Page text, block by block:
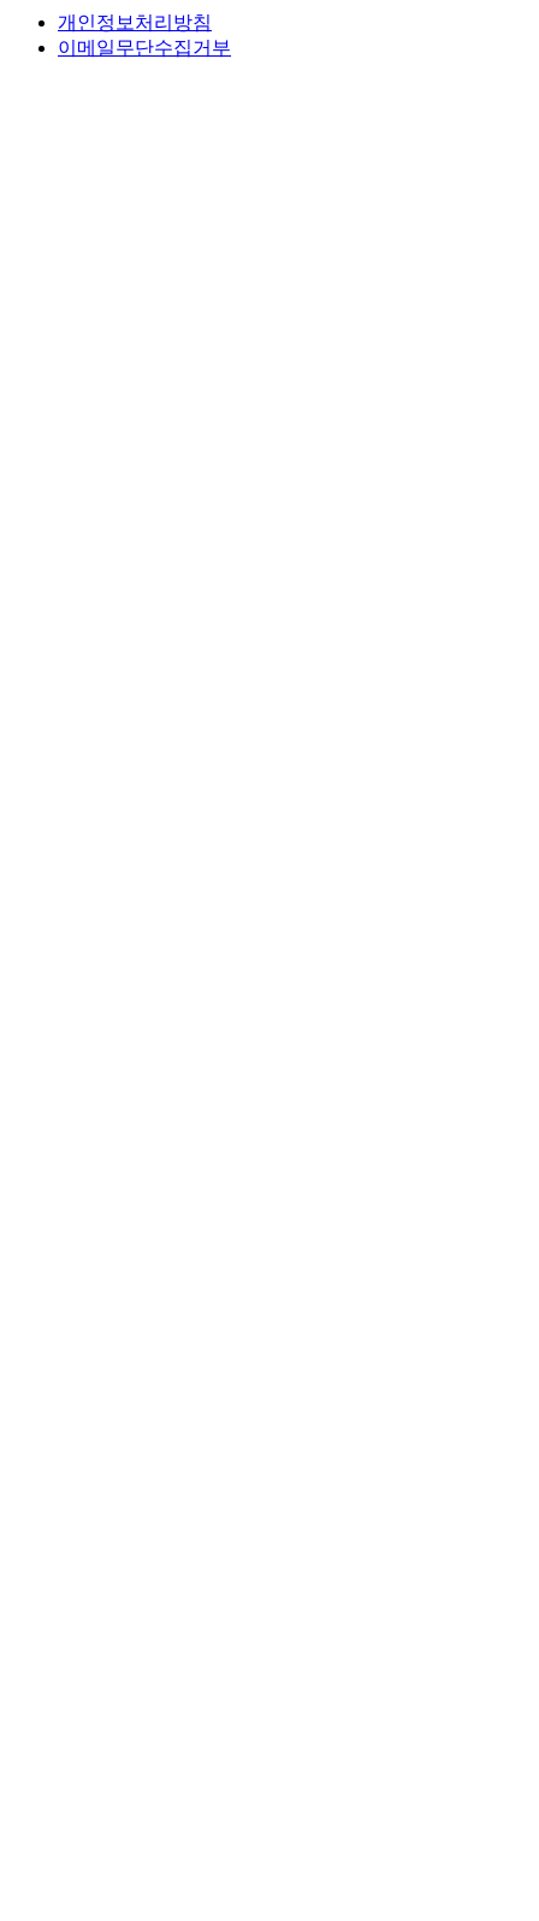
개인정보처리방침
이메일무단수집거부